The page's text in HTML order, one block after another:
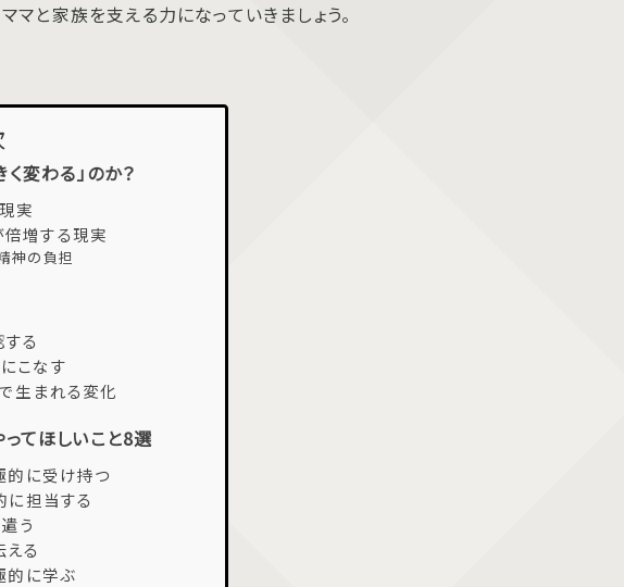
マと家族を支える力になっていきましょう。
変わる」のか？
実
増する現実
神の負担
る
こなす
生まれる変化
てほしいこと8選
的に受け持つ
担当する
う
る
的に学ぶ